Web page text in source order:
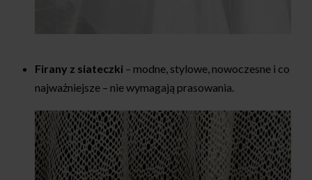
Firany z siateczki – modne, stylowe, nowoczesne i co
najważniejsze – nie wymagają prasowania.